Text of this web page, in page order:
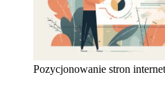
Pozycjonowanie stron